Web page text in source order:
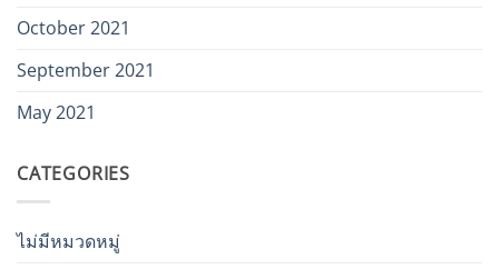
October 2021
September 2021
May 2021
CATEGORIES
ไม่มีหมวดหมู่